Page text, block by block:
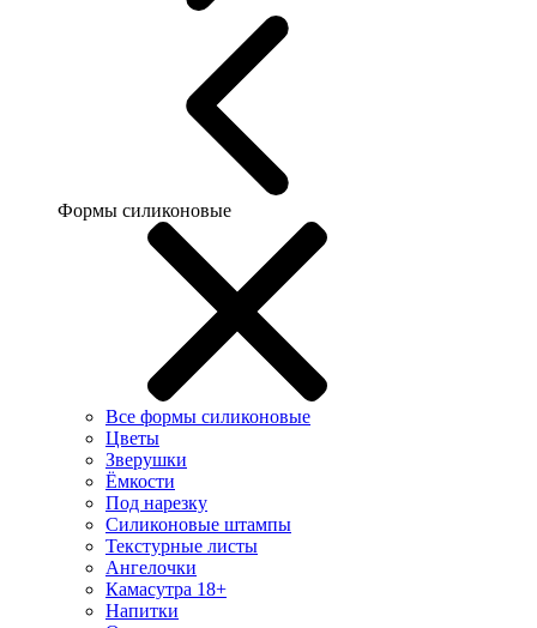
Формы силиконовые
Все формы силиконовые
Цветы
Зверушки
Ёмкости
Под нарезку
Силиконовые штампы
Текстурные листы
Ангелочки
Камасутра 18+
Напитки